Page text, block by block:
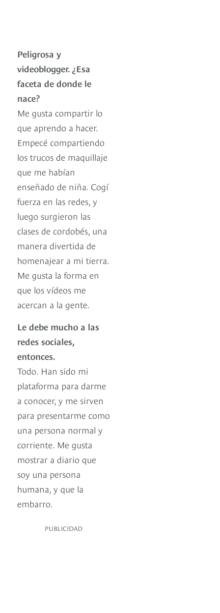
Peligrosa y
videoblogger. ¿Esa
faceta de donde le
nace?
Me gusta compartir lo
que aprendo a hacer.
Empecé compartiendo
los trucos de maquillaje
que me habían
enseñado de niña. Cogí
fuerza en las redes, y
luego surgieron las
clases de cordobés, una
manera divertida de
homenajear a mi tierra.
Me gusta la forma en
que los vídeos me
acercan a la gente.
Le debe mucho a las
redes sociales,
entonces.
Todo. Han sido mi
plataforma para darme
a conocer, y me sirven
para presentarme como
una persona normal y
corriente. Me gusta
mostrar a diario que
soy una persona
humana, y que la
embarro.
PUBLICIDAD